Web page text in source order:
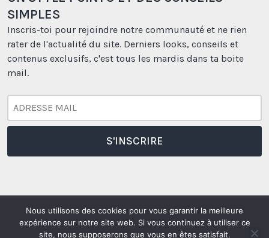
SIMPLES
Inscris-toi pour rejoindre notre communauté et ne rien
rater de l'actualité du site. Derniers looks, conseils et
contenus exclusifs, c'est tous les mardis dans ta boite
mail.
Borasification
Borasification
Borasification
Borasification
Nous utilisons des cookies pour vous garantir la meilleure
expérience sur notre site web. Si vous continuez à utiliser ce
site, nous supposerons que vous en êtes satisfait.